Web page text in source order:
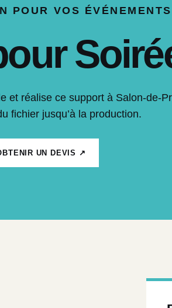
POUR VOS ÉVÉNEMENTS
et réalise ce support à Salon-de-
fichier jusqu’à la production.
UN DEVIS ↗